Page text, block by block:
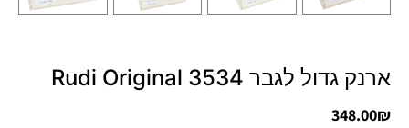
ארנק גדול לגבר 3534 Rudi Original
348.00₪